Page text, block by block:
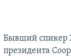
Бывший спикер
президента